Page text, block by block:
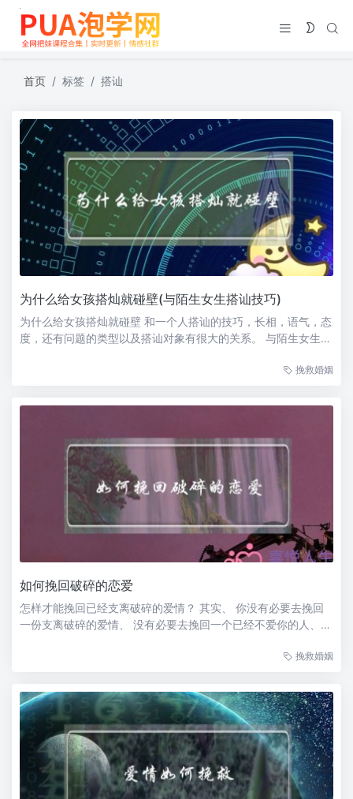
首页 标签 搭讪
为什么给女孩搭灿就碰壁(与陌生女生搭讪技巧)
为什么给女孩搭灿就碰壁 和一个人搭讪的技巧，长相，语气，态
度，还有问题的类型以及搭讪对象有很大的关系。 与陌生女生搭
挽救婚姻
如何挽回破碎的恋爱
怎样才能挽回已经支离破碎的爱情？ 其实、 你没有必要去挽回
一份支离破碎的爱情、 没有必要去挽回一个已经不爱你的人、
的感情也不会想以前那么好、 就像两个人之间隔着一层薄膜一
挽救婚姻